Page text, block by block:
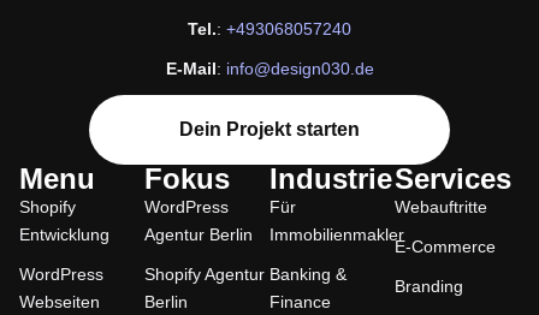
Tel.: +493068057240
E-Mail: info@design030.de
Menu
Shopify
Entwicklung
WordPress
Webseiten
Fokus
WordPress
Agentur Berlin
Shopify Agentur
Berlin
Industrie
Für
Immobilienmakler
Banking &
Finance
Services
Webauftritte
E-Commerce
Branding
Dein Projekt starten